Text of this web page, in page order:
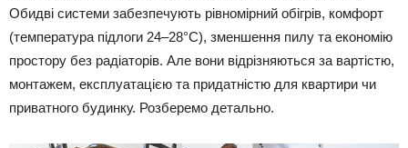
Обидві системи забезпечують рівномірний обігрів, комфорт
(температура підлоги 24–28°C), зменшення пилу та економію
простору без радіаторів. Але вони відрізняються за вартістю,
монтажем, експлуатацією та придатністю для квартири чи
приватного будинку. Розберемо детально.